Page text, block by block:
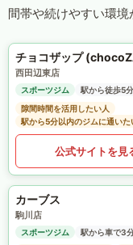
間帯や続けやすい環境
チョコザップ
西田辺東店
スポーツジム
駅から徒歩5分
隙間時間を活用したい人
駅から5分以内のジムに通いた
公式サイトを見
カーブス
駒川店
スポーツジム
駅から車で3